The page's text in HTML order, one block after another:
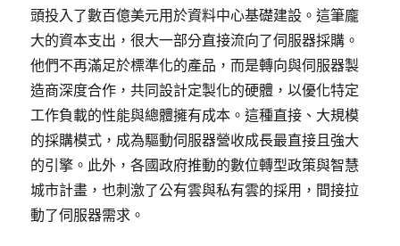
頭投入了數百億美元用於資料中心基礎建設。這筆龐
大的資本支出，很大一部分直接流向了伺服器採購。
他們不再滿足於標準化的產品，而是轉向與伺服器製
造商深度合作，共同設計定製化的硬體，以優化特定
工作負載的性能與總體擁有成本。這種直接、大規模
的採購模式，成為驅動伺服器營收成長最直接且強大
的引擎。此外，各國政府推動的數位轉型政策與智慧
城市計畫，也刺激了公有雲與私有雲的採用，間接拉
動了伺服器需求。